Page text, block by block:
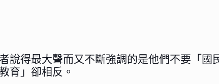
說得最大聲而又不斷強調的是他們不要「
育」卻相反。